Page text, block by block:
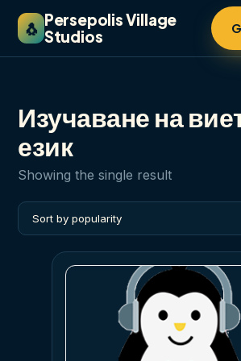
🐧 Persepolis Village
Studios
Изучаване на
език
Showing the single result